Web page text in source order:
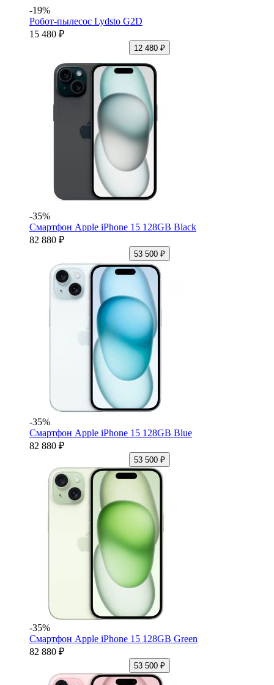
-19%
Робот-пылесос Lydsto G2D
15 480 ₽
12 480 ₽
-35%
Смартфон Apple iPhone 15 128GB Black
82 880 ₽
53 500 ₽
-35%
Смартфон Apple iPhone 15 128GB Blue
82 880 ₽
53 500 ₽
-35%
Смартфон Apple iPhone 15 128GB Green
82 880 ₽
53 500 ₽